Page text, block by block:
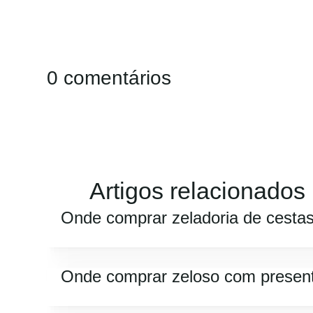
0 comentários
Artigos relacionados
Onde comprar zeladoria de
Onde comprar zeloso com